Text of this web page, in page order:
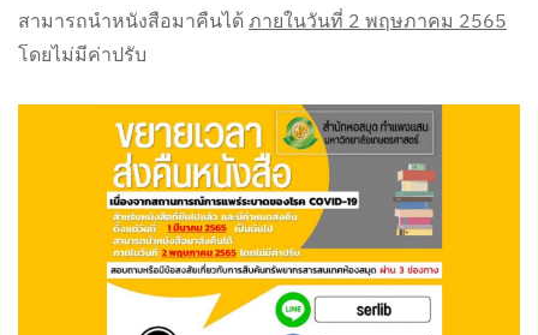
สามารถนำหนังสือมาคืนได้ ภายในวันที่ 2 พฤษภาคม 2565
โดยไม่มีค่าปรับ